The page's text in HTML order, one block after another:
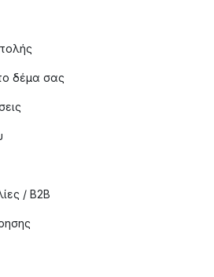
δέμα σας
/ B2B